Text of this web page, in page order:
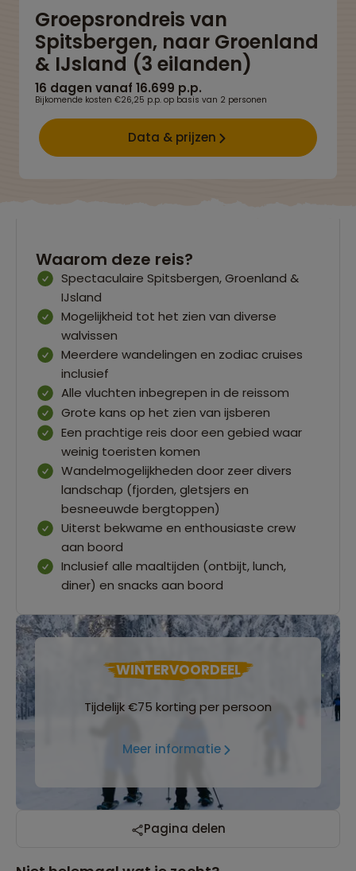
Groepsrondreis van
Spitsbergen, naar Groenland
& IJsland (3 eilanden)
16 dagen vanaf 16.699 p.p.
Bijkomende kosten €26,25 p.p. op basis van 2 personen
Data & prijzen
Waarom deze reis?
Spectaculaire Spitsbergen, Groenland &
IJsland
Mogelijkheid tot het zien van diverse
walvissen
Meerdere wandelingen en zodiac cruises
inclusief
Alle vluchten inbegrepen in de reissom
Grote kans op het zien van ijsberen
Een prachtige reis door een gebied waar
weinig toeristen komen
Wandelmogelijkheden door zeer divers
landschap (fjorden, gletsjers en
besneeuwde bergtoppen)
Uiterst bekwame en enthousiaste crew
aan boord
Inclusief alle maaltijden (ontbijt, lunch,
diner) en snacks aan boord
WINTERVOORDEEL
Tijdelijk €75 korting per persoon
Meer informatie
Pagina delen